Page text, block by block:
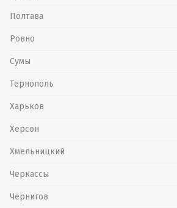
Полтава
Ровно
Сумы
Тернополь
Харьков
Херсон
Хмельницкий
Черкассы
Чернигов